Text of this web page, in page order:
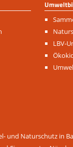
LBV-
und Naturschutz in